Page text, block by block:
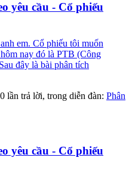
yêu cầu - Cổ phiếu
em. Cổ phiếu tôi muốn
nay đó là PTB (Công
đây là bài phân tích
lần trả lời, trong diễn đàn: Phân
yêu cầu - Cổ phiếu